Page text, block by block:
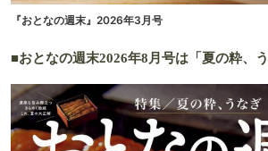
『おとなの週末』2026年3月号
■おとなの週末2026年8月号は「夏の粋、う